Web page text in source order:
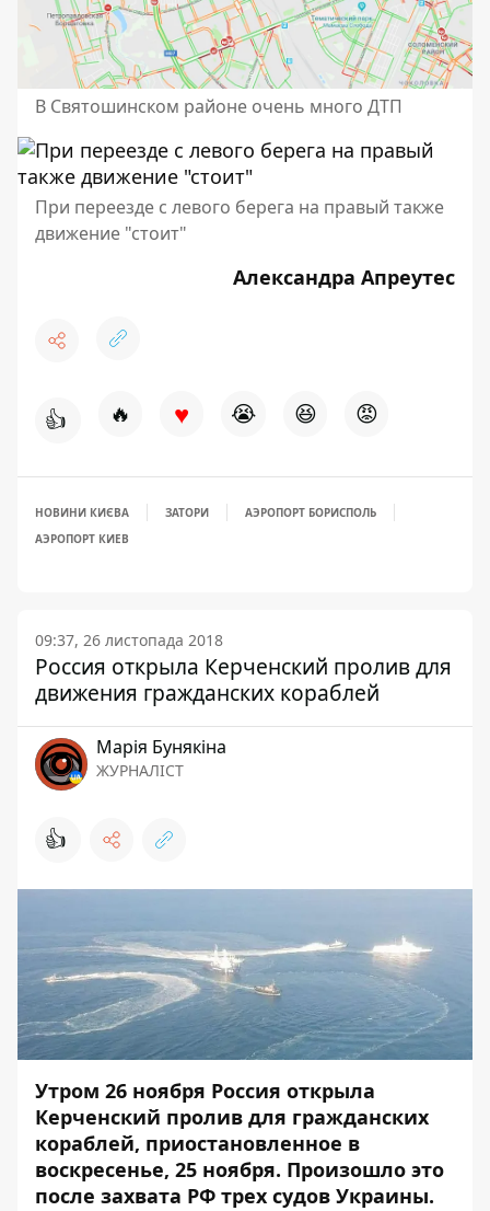
В Святошинском районе очень много ДТП
При переезде с левого берега на правый также
движение "стоит"
Александра Апреутес
👍 🔥 ♥ 😭 😆 😡
НОВИНИ КИЄВА ЗАТОРИ
АЭРОПОРТ БОРИСПОЛЬ
АЭРОПОРТ КИЕВ
09:37, 26 листопада 2018
Россия открыла Керченский пролив для
движения гражданских кораблей
Марія Бунякіна
ЖУРНАЛІСТ
👍
Утром 26 ноября Россия открыла
Керченский пролив для гражданских
кораблей, приостановленное в
воскресенье, 25 ноября. Произошло это
после захвата РФ трех судов Украины.